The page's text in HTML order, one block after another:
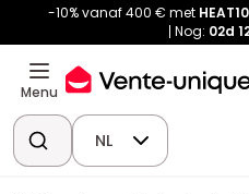
-10% vanaf 400 € met HEAT10
Nog: 02d
Menu
NL